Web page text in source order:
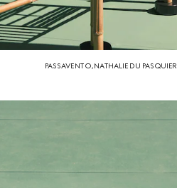
PASSAVENTO, NATHALIE DU PASQUIER